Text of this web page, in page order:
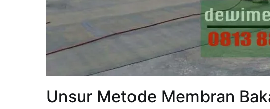
Unsur Metode Membran